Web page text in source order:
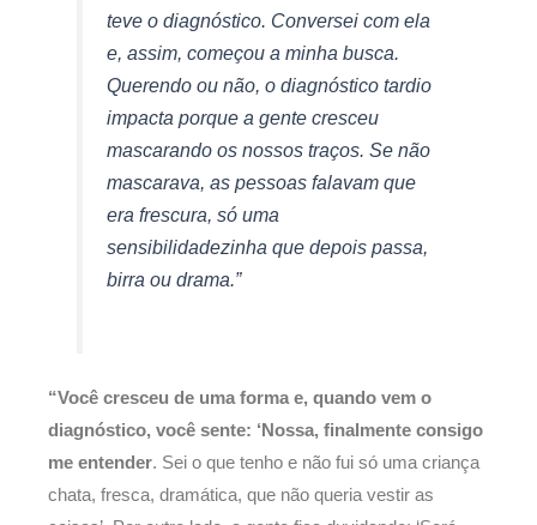
teve o diagnóstico. Conversei com ela
e, assim, começou a minha busca.
Querendo ou não, o diagnóstico tardio
impacta porque a gente cresceu
mascarando os nossos traços. Se não
mascarava, as pessoas falavam que
era frescura, só uma
sensibilidadezinha que depois passa,
birra ou drama.”
“Você cresceu de uma forma e, quando vem o
diagnóstico, você sente: ‘Nossa, finalmente consigo
me entender. Sei o que tenho e não fui só uma criança
chata, fresca, dramática, que não queria vestir as